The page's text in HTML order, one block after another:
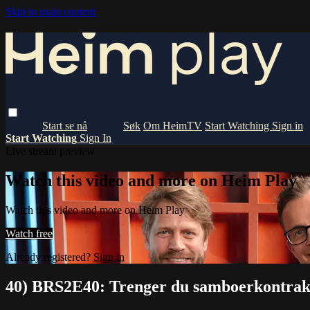
Skip to main content
Om HeimTV Start Watching Sign in
Start Watching Sign In
Watch this video and more on Heim Play
Watch this video and more on Heim Play
Watch free
Already registered? Sign in
40) BRS2E40: Trenger du